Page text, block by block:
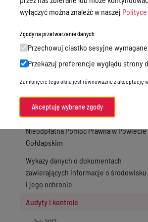
Zamówienia publiczne
Akty prawne
Informacje, konkursy, ogłoszenia
zamówień publicznych
Menu Podmiotowe
Nieodpłatna Pomoc Prawna w Powiecie
Gołdapskim
Wykazy danych o dokumentach
zawierających informacje o środowisku
i jego ochronie
Audyty i kontrole
wyłączyć można znaleźć w naszej
Zgody na przetwarzanie danych
Przechowuj ciastko sesyjne
Przekazuj preferencje wyglądu strony
Zamknięcie tego okna jest równoważne z akceptację
Akceptuję wybrane zgody